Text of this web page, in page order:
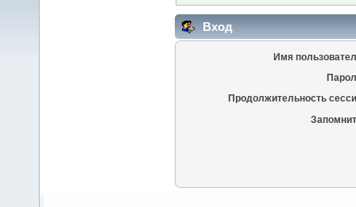
Вход
Имя
Продолжительность